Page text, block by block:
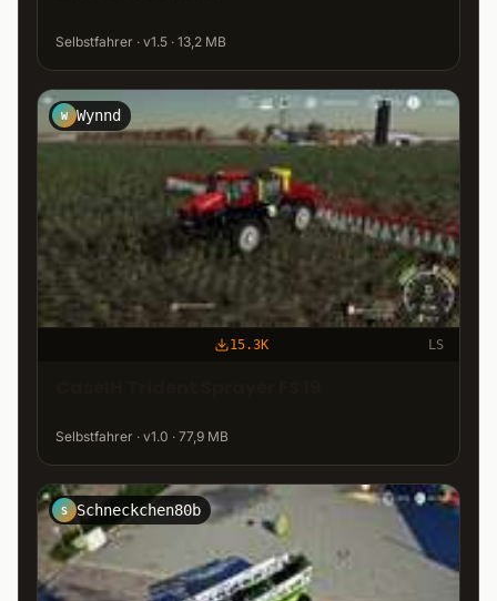
Selbstfahrer · v1.5 · 13,2 MB
W Wynnd
15.3K LS
Selbstfahrer · v1.0 · 77,9 MB
S Schneckchen80b